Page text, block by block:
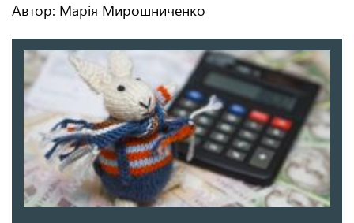
Автор: Марія Мирошниченко